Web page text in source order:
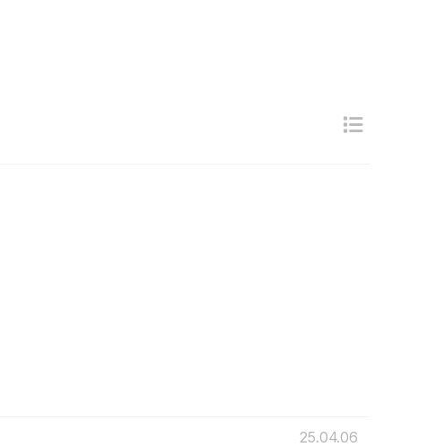
25.04.06